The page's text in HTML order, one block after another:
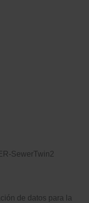
de datos para la